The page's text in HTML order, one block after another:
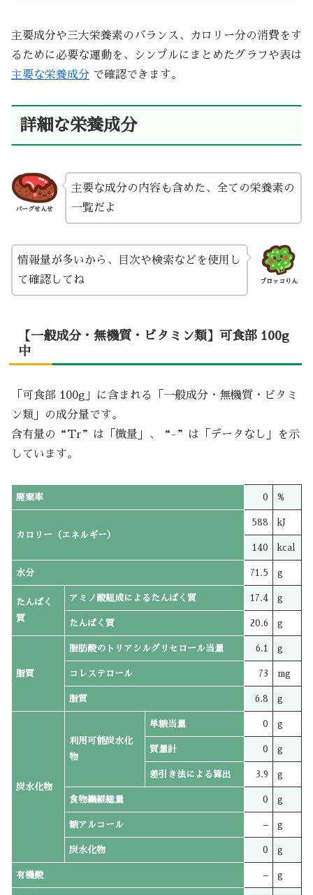
主要成分や三大栄養素のバランス、カロリー分の消費をす
るために必要な運動を、シンプルにまとめたグラフや表は
主要な栄養成分 で確認できます。
詳細な栄養成分
バーグせんせ
主要な成分の内容も含めた、全ての栄養素の
一覧だよ
ブロッコりん
情報量が多いから、目次や検索などを使用し
て確認してね
【一般成分・無機質・ビタミン類】可食部 100g
中
「可食部 100g」に含まれる「一般成分・無機質・ビタミ
ン類」の成分量です。
含有量の“Tr”は「微量」、“-”は「データなし」を示
しています。
廃棄率 0 %
カロリー（エネルギー）
588 kJ
140 kcal
水分 71.5 g
たんぱく
質
アミノ酸組成によるたんぱく質 17.4 g
たんぱく質 20.6 g
脂質
脂肪酸のトリアシルグリセロール当量 6.1 g
コレステロール 73 mg
脂質 6.8 g
炭水化物
利用可能炭水化
物
単糖当量 0 g
質量計 0 g
差引き法による算出 3.9 g
食物繊維総量 0 g
糖アルコール – g
炭水化物 0 g
有機酸 – g